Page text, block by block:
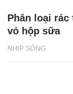
NHỊP SỐNG
Phân loại
vỏ hộp sữa